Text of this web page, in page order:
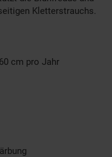
Kletterstrauchs.
cm pro Jahr